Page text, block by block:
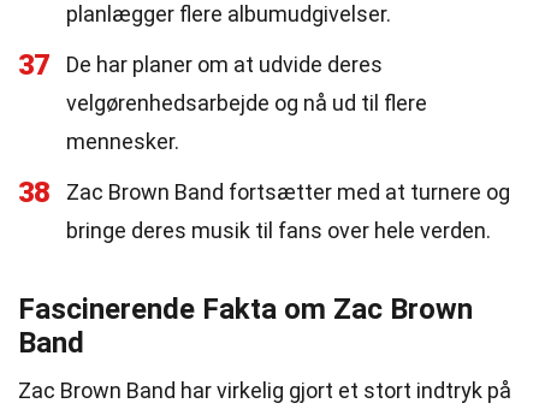
planlægger flere albumudgivelser.
37
De har planer om at udvide deres
velgørenhedsarbejde og nå ud til flere
mennesker.
38
Zac Brown Band fortsætter med at turnere og
bringe deres musik til fans over hele verden.
Fascinerende Fakta om Zac Brown
Band
Zac Brown Band har virkelig gjort et stort indtryk på